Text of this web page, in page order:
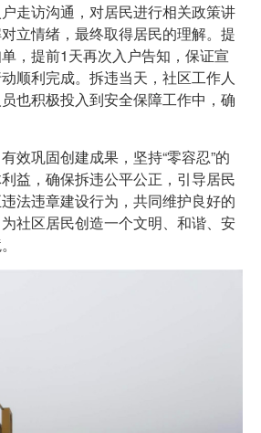
访沟通，对居民进行相关政策讲
立情绪，最终取得居民的理解。提
，提前1天再次入户告知，保证宣
顺利完成。拆违当天，社区工作人
也积极投入到安全保障工作中，确
巩固创建成果，坚持“零容忍”的
益，确保拆违公平公正，引导居民
法违章建设行为，共同维护良好的
社区居民创造一个文明、和谐、安